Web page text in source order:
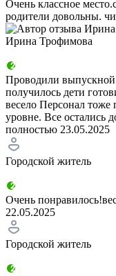
Очень классное
родители довольны.
Ирина Трофимова
Проводили выпускной
получилось дети
весело Персонал тоже
уровне. Все остались
полностью 23.05.2025
Городской житель
Очень
22.05.2025
Городской житель